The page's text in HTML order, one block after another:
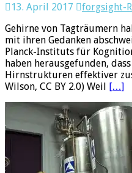
13. April 2017
forgsight-
Gehirne von Tagträumern
mit ihren Gedanken
Planck-Instituts für
haben herausgefunden,
Hirnstrukturen effektiver
Wilson, CC BY 2.0) Weil […]